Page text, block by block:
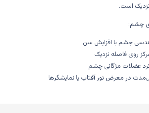
است.
چشم:
چشم با افزایش سن
روی فاصله نزدیک
عضلات مژگانی چشم
در معرض نور آفتاب یا نمایشگرها